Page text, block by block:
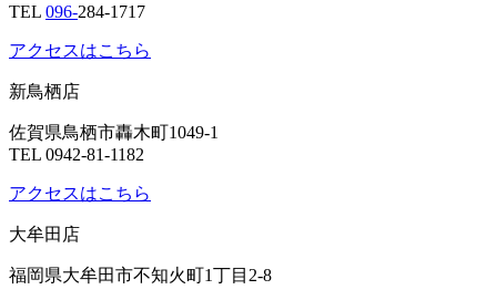
TEL 096-284-1717
アクセスはこちら
新鳥栖店
佐賀県鳥栖市轟木町1049-1
TEL 0942-81-1182
アクセスはこちら
大牟田店
福岡県大牟田市不知火町1丁目2-8